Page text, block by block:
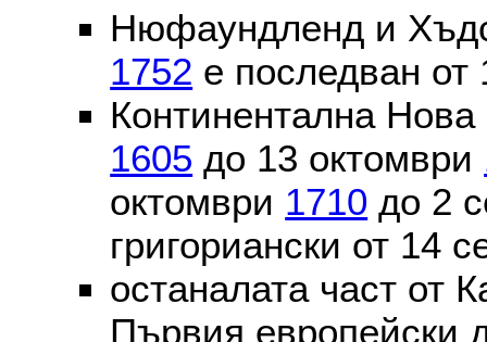
Нюфаундленд и
1752 е последван от
Континентална
1605 до 13 октомври
октомври 1710 до 2
григориански от 14
останалата част от
Първия европейски